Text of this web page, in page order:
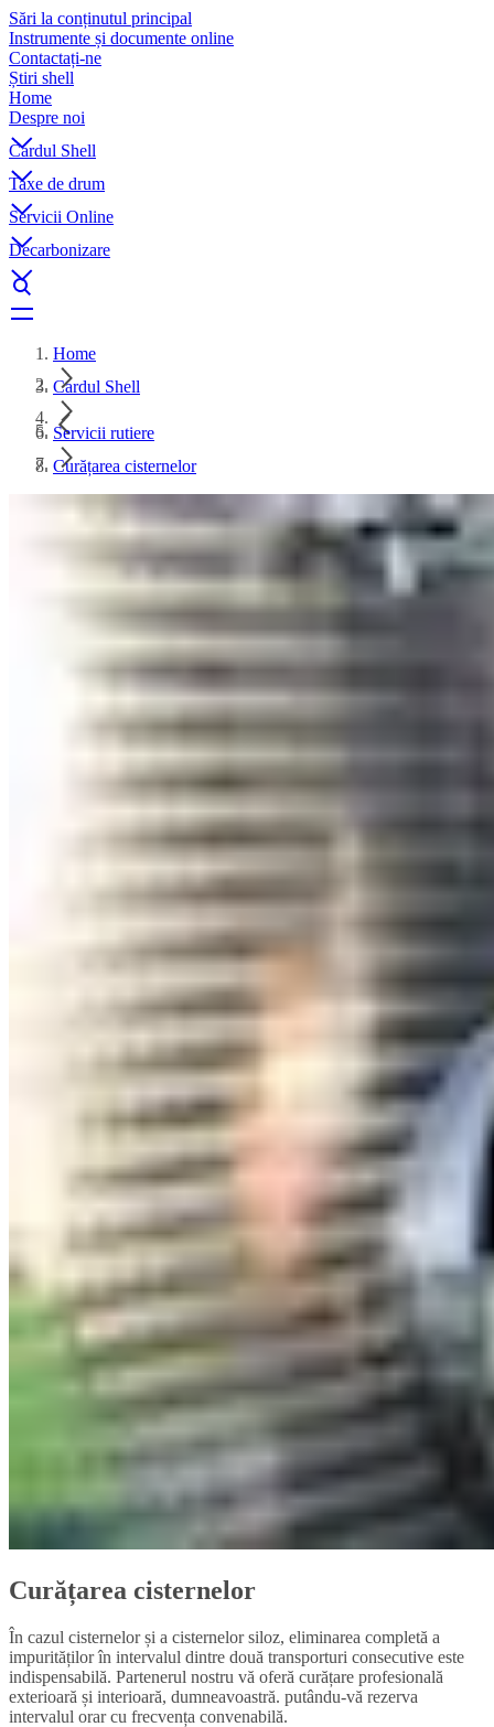
Sări la conținutul principal
Instrumente și documente online
Contactați-ne
Știri shell
Home
Despre noi
Cardul Shell
Taxe de drum
Servicii Online
Decarbonizare
Home
Cardul Shell
Servicii rutiere
Curățarea cisternelor
Curățarea cisternelor
În cazul cisternelor și a cisternelor siloz, eliminarea completă a
impurităților în intervalul dintre două transporturi consecutive este
indispensabilă. Partenerul nostru vă oferă curățare profesională
exterioară și interioară, dumneavoastră. putându-vă rezerva
intervalul orar cu frecvența convenabilă.